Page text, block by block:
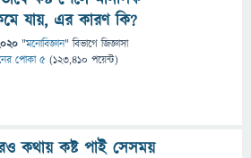
যায়, এর কারণ কি?
"মনোবিজ্ঞান" বিভাগে জিজ্ঞাসা
পোকা ৫ (123,410 পয়েন্ট)
কথায় কষ্ট পাই সেসময়